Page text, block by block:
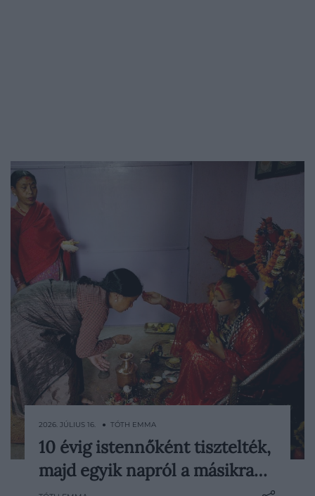
Nepálban évszázadok óta kislányokat
választanak ki, akiket egy hindu istennő
földi megtestesüléseként tisztelnek. A
2026. JÚLIUS 16. ● TÓTH EMMA
10 évig istennőként tisztelték,
majd egyik napról a másikra…